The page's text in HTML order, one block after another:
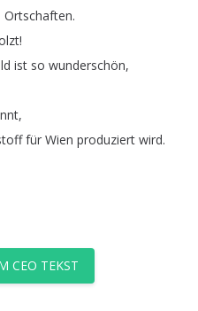
Ortschaften.
!
ist so wunderschön,
,
für Wien produziert wird.
CEO TEKST